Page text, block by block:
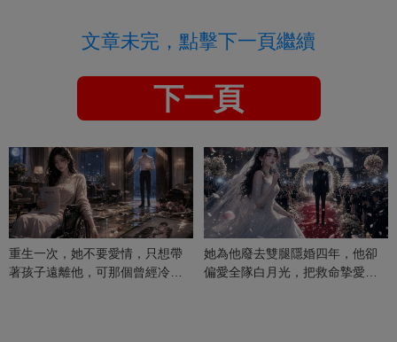
文章未完，點擊下一頁繼續
下一頁
重生一次，她不要愛情，只想帶
著孩子遠離他，可那個曾經冷漠
她為他廢去雙腿隱婚四年，他卻
偏愛全隊白月光，把救命摯愛當